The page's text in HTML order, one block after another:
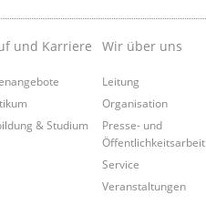
und Karriere
& Studium
Wir über uns
Leitung
Organisation
Presse- und
Öffentlichkeitsarbeit
Service
Veranstaltungen